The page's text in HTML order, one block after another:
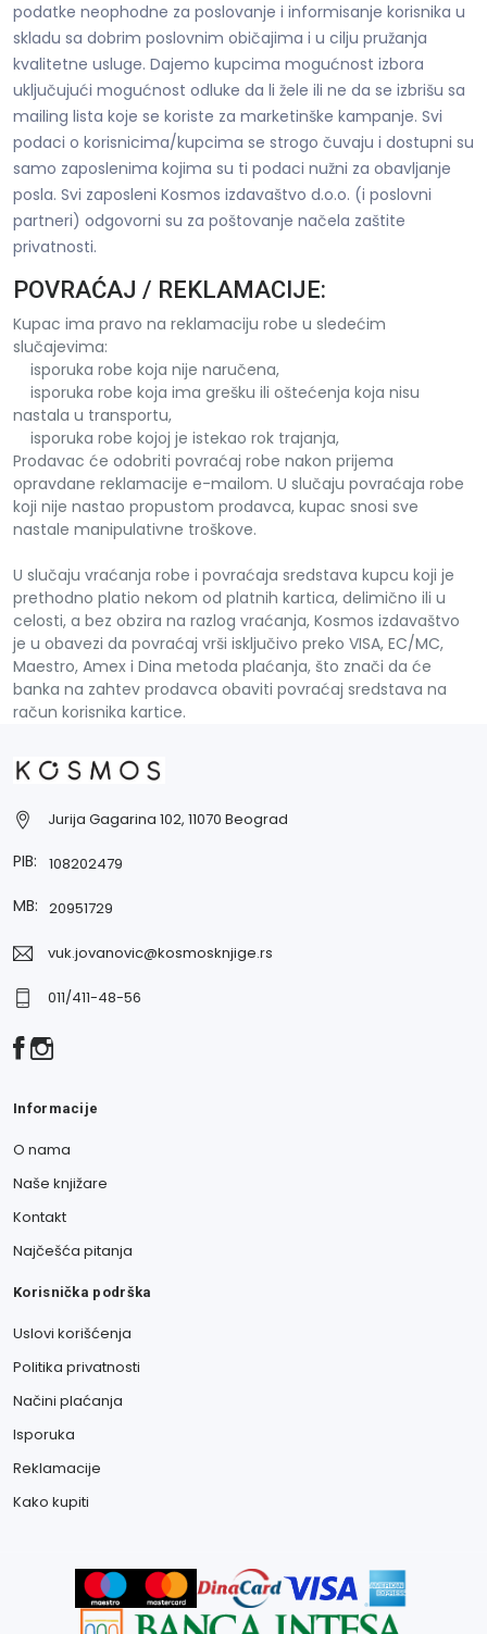
podatke neophodne za poslovanje i informisanje korisnika u
skladu sa dobrim poslovnim običajima i u cilju pružanja
kvalitetne usluge. Dajemo kupcima mogućnost izbora
uključujući mogućnost odluke da li žele ili ne da se izbrišu sa
mailing lista koje se koriste za marketinške kampanje. Svi
podaci o korisnicima/kupcima se strogo čuvaju i dostupni su
samo zaposlenima kojima su ti podaci nužni za obavljanje
posla. Svi zaposleni Kosmos izdavaštvo d.o.o. (i poslovni
partneri) odgovorni su za poštovanje načela zaštite
privatnosti.
POVRAĆAJ / REKLAMACIJE:
Kupac ima pravo na reklamaciju robe u sledećim
slučajevima:
isporuka robe koja nije naručena,
isporuka robe koja ima grešku ili oštećenja koja nisu
nastala u transportu,
isporuka robe kojoj je istekao rok trajanja,
Prodavac će odobriti povraćaj robe nakon prijema
opravdane reklamacije e-mailom. U slučaju povraćaja robe
koji nije nastao propustom prodavca, kupac snosi sve
nastale manipulativne troškove.
U slučaju vraćanja robe i povraćaja sredstava kupcu koji je
prethodno platio nekom od platnih kartica, delimično ili u
celosti, a bez obzira na razlog vraćanja, Kosmos izdavaštvo
je u obavezi da povraćaj vrši isključivo preko VISA, EC/MC,
Maestro, Amex i Dina metoda plaćanja, što znači da će
banka na zahtev prodavca obaviti povraćaj sredstava na
račun korisnika kartice.
Jurija Gagarina 102, 11070 Beograd
PIB: 108202479
MB: 20951729
vuk.jovanovic@kosmosknjige.rs
011/411-48-56
Informacije
O nama
Naše knjižare
Kontakt
Najčešća pitanja
Korisnička podrška
Uslovi korišćenja
Politika privatnosti
Načini plaćanja
Isporuka
Reklamacije
Kako kupiti